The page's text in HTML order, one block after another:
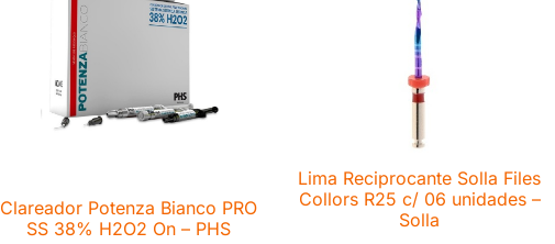
Clareador Potenza Bianco PRO
SS 38% H2O2 On – PHS
Lima Reciprocante Solla Files
Collors R25 c/ 06 unidades –
Solla